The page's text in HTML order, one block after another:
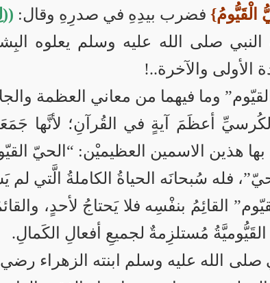
الْقَيُّومُ} فضرب بيدِهِ في صدرِهِ وقال:
النبي صلى الله عليه وسلم يعلوه
الأولى والآخرة..!
وما فيهما من معاني العظمة
أعظَمَ آيةٍ في القُرآنِ؛ لأنَّها
هذين الاسمين العظيميْن: “الحيّ
فله سُبحانَه الحياةُ الكاملةُ الَّتي
القائِمُ بنفْسِه فلا يَحتاجُ لأحدٍ،
القَيُّوميَّةُ مُستلزِمةٌ لجميعِ أفعالِ الكَمالِ.
صلى الله عليه وسلم ابنته الزهراء